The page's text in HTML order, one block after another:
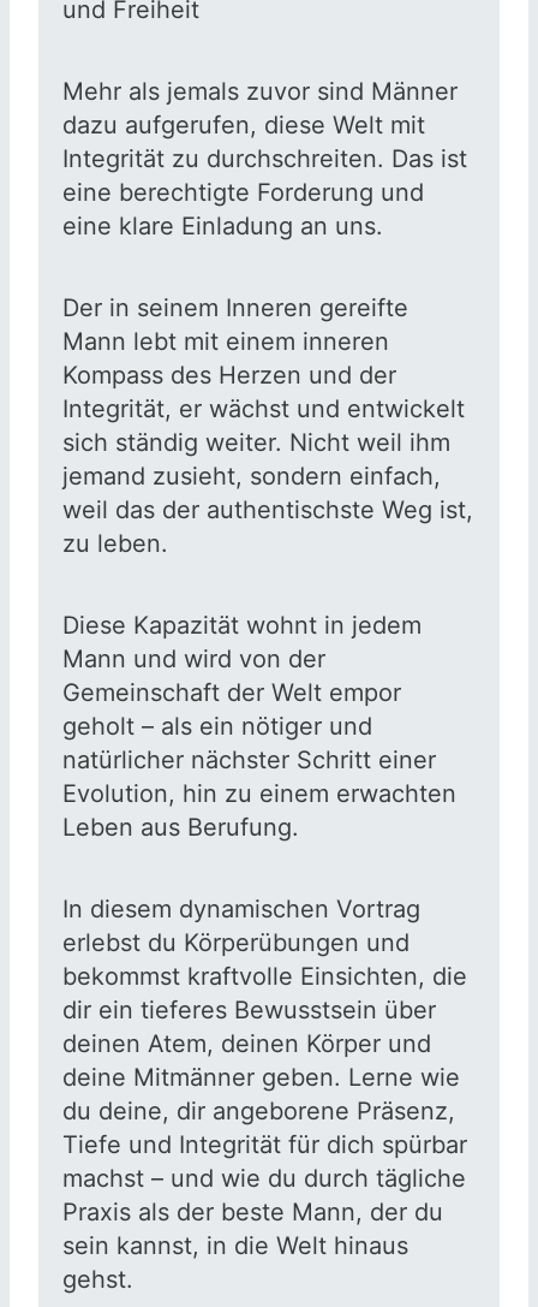
und Freiheit
Mehr als jemals zuvor sind Männer
dazu aufgerufen, diese Welt mit
Integrität zu durchschreiten. Das ist
eine berechtigte Forderung und
eine klare Einladung an uns.
Der in seinem Inneren gereifte
Mann lebt mit einem inneren
Kompass des Herzen und der
Integrität, er wächst und entwickelt
sich ständig weiter. Nicht weil ihm
jemand zusieht, sondern einfach,
weil das der authentischste Weg ist,
zu leben.
Diese Kapazität wohnt in jedem
Mann und wird von der
Gemeinschaft der Welt empor
geholt – als ein nötiger und
natürlicher nächster Schritt einer
Evolution, hin zu einem erwachten
Leben aus Berufung.
In diesem dynamischen Vortrag
erlebst du Körperübungen und
bekommst kraftvolle Einsichten, die
dir ein tieferes Bewusstsein über
deinen Atem, deinen Körper und
deine Mitmänner geben. Lerne wie
du deine, dir angeborene Präsenz,
Tiefe und Integrität für dich spürbar
machst – und wie du durch tägliche
Praxis als der beste Mann, der du
sein kannst, in die Welt hinaus
gehst.